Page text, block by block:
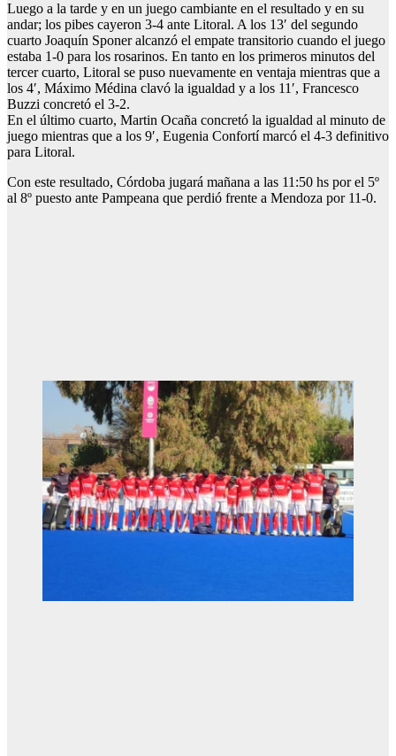
Luego a la tarde y en un juego cambiante en el resultado y en su
andar; los pibes cayeron 3-4 ante Litoral. A los 13′ del segundo
cuarto Joaquín Sponer alcanzó el empate transitorio cuando el juego
estaba 1-0 para los rosarinos. En tanto en los primeros minutos del
tercer cuarto, Litoral se puso nuevamente en ventaja mientras que a
los 4′, Máximo Médina clavó la igualdad y a los 11′, Francesco
Buzzi concretó el 3-2.
En el último cuarto, Martin Ocaña concretó la igualdad al minuto de
juego mientras que a los 9′, Eugenia Confortí marcó el 4-3 definitivo
para Litoral.
Con este resultado, Córdoba jugará mañana a las 11:50 hs por el 5º
al 8º puesto ante Pampeana que perdió frente a Mendoza por 11-0.